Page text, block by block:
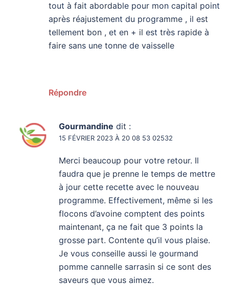
tout à fait abordable pour mon capital point
après réajustement du programme , il est
tellement bon , et en + il est très rapide à
faire sans une tonne de vaisselle
Répondre
Gourmandine dit :
15 FÉVRIER 2023 À 20 08 53 02532
Merci beaucoup pour votre retour. Il
faudra que je prenne le temps de mettre
à jour cette recette avec le nouveau
programme. Effectivement, même si les
flocons d’avoine comptent des points
maintenant, ça ne fait que 3 points la
grosse part. Contente qu’il vous plaise.
Je vous conseille aussi le gourmand
pomme cannelle sarrasin si ce sont des
saveurs que vous aimez.